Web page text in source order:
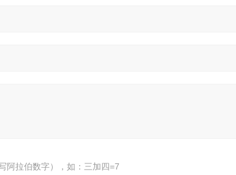
阿拉伯数字），如：三加四=7